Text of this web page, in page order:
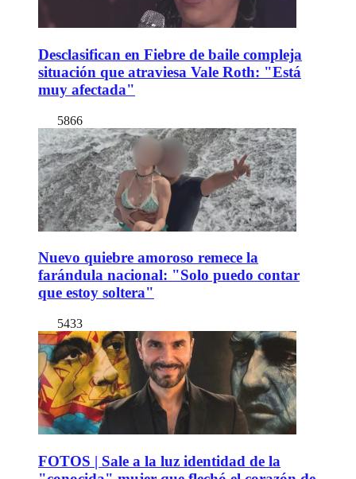
Desclasifican en Fiebre de baile compleja
situación que atraviesa Vale Roth: "Está
muy afectada"
5866
Nuevo quiebre amoroso remece la
farándula nacional: "Solo puedo contar
que estoy soltera"
5433
FOTOS | Sale a la luz identidad de la